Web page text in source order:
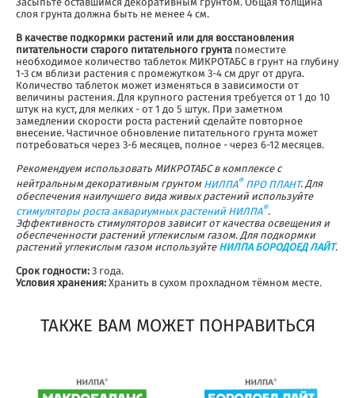
Засыпьте оставшимся декоративным грунтом. Общая толщина
слоя грунта должна быть не менее 4 см.
В качестве подкормки растений или для восстановления
питательности старого питательного грунта поместите
необходимое количество таблеток МИКРОТАБС в грунт на глубину
1-3 см вблизи растения с промежутком 3-4 см друг от друга.
Количество таблеток может изменяться в зависимости от
величины растения. Для крупного растения требуется от 1 до 10
штук на куст, для мелких - от 1 до 5 штук. При заметном
замедлении скорости роста растений сделайте повторное
внесение. Частичное обновление питательного грунта может
потребоваться через 3-6 месяцев, полное - через 6-12 месяцев.
Рекомендуем использовать МИКРОТАБС в комплексе с
нейтральным декоративным грунтом НИЛПА® ПРО ПЛАНТ. Для
обеспечения наилучшего вида живых растений используйте
стимуляторы роста аквариумных растений НИЛПА®.
Эффективность стимуляторов зависит от качества освещения и
обеспеченности растений углекислым газом. Для подкормки
растений углекислым газом используйте НИЛПА БОРОДОЕД ЛАЙТ.
Срок годности: 3 года.
Условия хранения: Хранить в сухом прохладном тёмном месте.
ТАКЖЕ ВАМ МОЖЕТ ПОНРАВИТЬСЯ